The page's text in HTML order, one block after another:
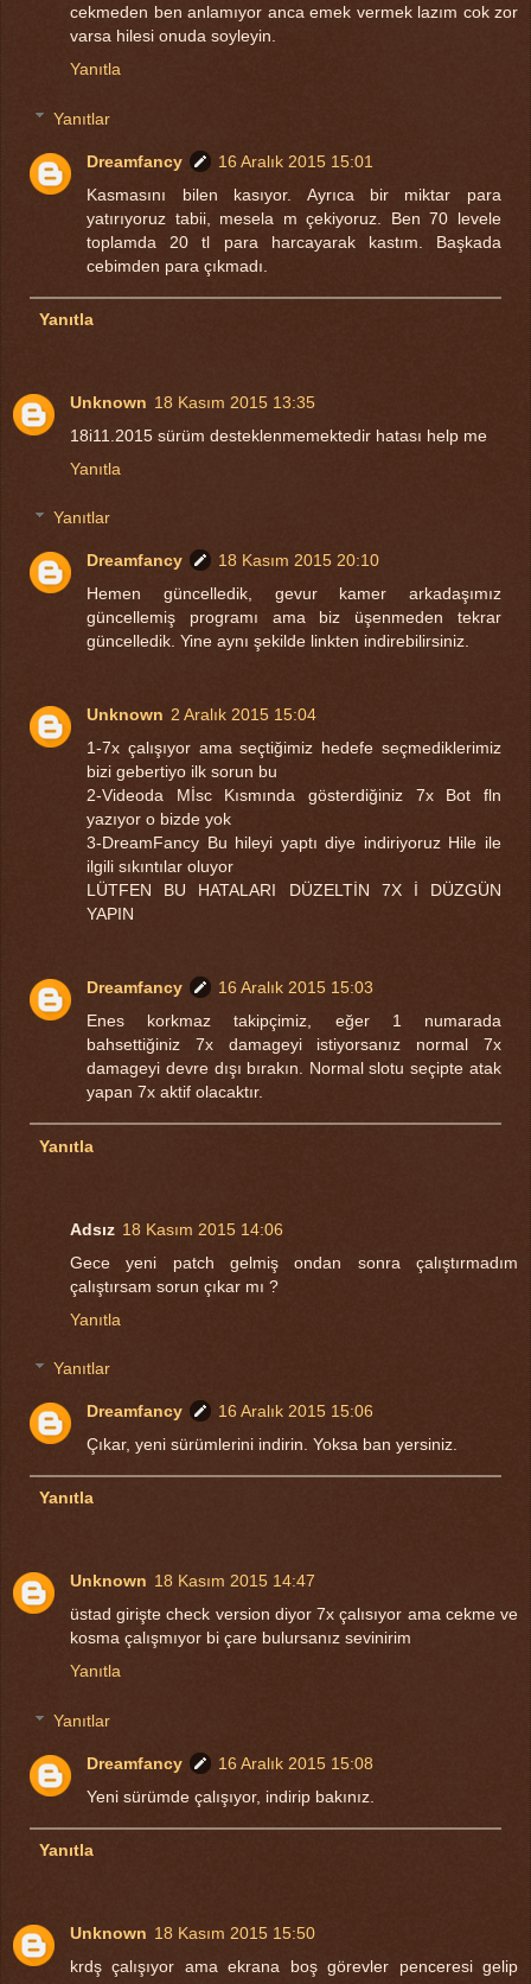
cekmeden ben anlamıyor anca emek vermek lazım cok zor
varsa hilesi onuda soyleyin.
Yanıtla
Yanıtlar
Dreamfancy
16 Aralık 2015 15:01
Kasmasını bilen kasıyor. Ayrıca bir miktar para
yatırıyoruz tabii, mesela m çekiyoruz. Ben 70 levele
toplamda 20 tl para harcayarak kastım. Başkada
cebimden para çıkmadı.
Yanıtla
Unknown 18 Kasım 2015 13:35
18i11.2015 sürüm desteklenmemektedir hatası help me
Yanıtla
Yanıtlar
Dreamfancy
18 Kasım 2015 20:10
Hemen güncelledik, gevur kamer arkadaşımız
güncellemiş programı ama biz üşenmeden tekrar
güncelledik. Yine aynı şekilde linkten indirebilirsiniz.
Unknown 2 Aralık 2015 15:04
1-7x çalışıyor ama seçtiğimiz hedefe seçmediklerimiz
bizi gebertiyo ilk sorun bu
2-Videoda Mİsc Kısmında gösterdiğiniz 7x Bot fln
yazıyor o bizde yok
3-DreamFancy Bu hileyi yaptı diye indiriyoruz Hile ile
ilgili sıkıntılar oluyor
LÜTFEN BU HATALARI DÜZELTİN 7X İ DÜZGÜN
YAPIN
Dreamfancy
16 Aralık 2015 15:03
Enes korkmaz takipçimiz, eğer 1 numarada
bahsettiğiniz 7x damageyi istiyorsanız normal 7x
damageyi devre dışı bırakın. Normal slotu seçipte atak
yapan 7x aktif olacaktır.
Yanıtla
Adsız 18 Kasım 2015 14:06
Gece yeni patch gelmiş ondan sonra çalıştırmadım
çalıştırsam sorun çıkar mı ?
Yanıtla
Yanıtlar
Dreamfancy
16 Aralık 2015 15:06
Çıkar, yeni sürümlerini indirin. Yoksa ban yersiniz.
Yanıtla
Unknown 18 Kasım 2015 14:47
üstad girişte check version diyor 7x çalısıyor ama cekme ve
kosma çalışmıyor bi çare bulursanız sevinirim
Yanıtla
Yanıtlar
Dreamfancy
16 Aralık 2015 15:08
Yeni sürümde çalışıyor, indirip bakınız.
Yanıtla
Unknown 18 Kasım 2015 15:50
krdş çalışıyor ama ekrana boş görevler penceresi gelip